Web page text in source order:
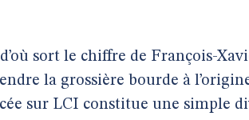
sort le chiffre de François-
la grossière bourde à
sur LCI constitue une simple